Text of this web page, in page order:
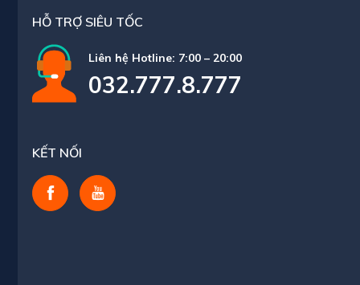
HỖ TRỢ SIÊU TỐC
Liên hệ Hotline: 7:00 – 20:00
032.777.8.777
KẾT NỐI